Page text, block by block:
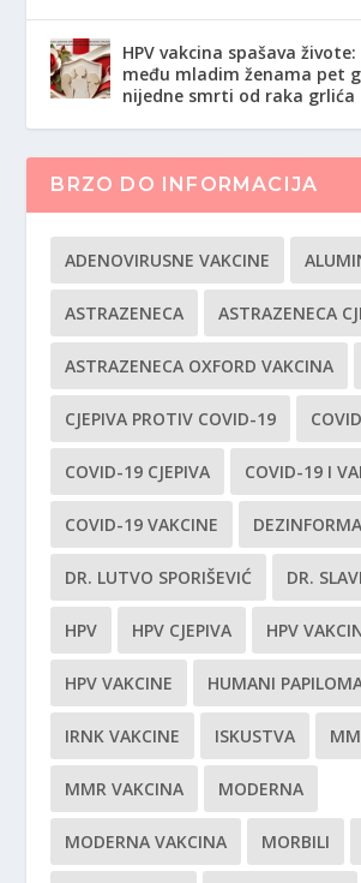
HPV vakcina spašava
među mladim ženama pet
nijedne smrti od raka grlića
BRZO DO INFORMACIJA
ADENOVIRUSNE VAKCINE
ASTRAZENECA ASTRAZENECA
ASTRAZENECA OXFORD VAKCINA
CJEPIVA PROTIV COVID-19
COVID-19 CJEPIVA COVID-19 I
COVID-19 VAKCINE
DR. LUTVO SPORIŠEVIĆ DR.
HPV HPV CJEPIVA HPV
HPV VAKCINE HUMANI
IRNK VAKCINE ISKUSTVA
MMR VAKCINA MODERNA
MODERNA VAKCINA MORBILI